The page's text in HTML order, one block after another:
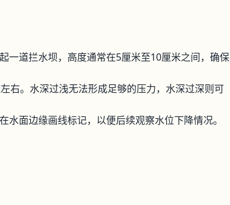
一道拦水坝，高度通常在5厘米至10厘米之间，确保
右。水深过浅无法形成足够的压力，水深过深则可
水面边缘画线标记，以便后续观察水位下降情况。